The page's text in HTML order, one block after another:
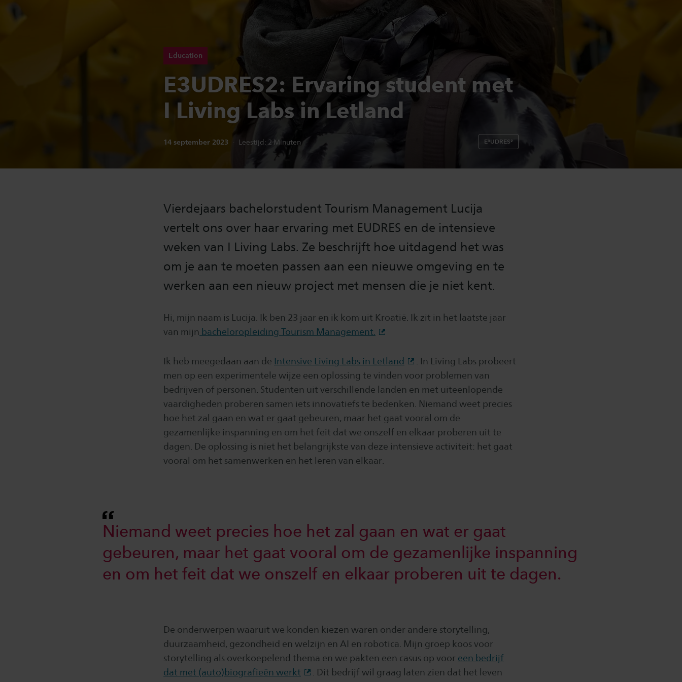
Education
E3UDRES2: Ervaring student met
I Living Labs in Letland
Publicatiedatum:
14 september 2023 Leestijd: 2 Minuten E³UDRES²
Vierdejaars bachelorstudent Tourism Management Lucija
vertelt ons over haar ervaring met EUDRES en de intensieve
weken van I Living Labs. Ze beschrijft hoe uitdagend het was
om je aan te moeten passen aan een nieuwe omgeving en te
werken aan een nieuw project met mensen die je niet kent.
Hi, mijn naam is Lucija. Ik ben 23 jaar en ik kom uit Kroatië. Ik zit in het laatste jaar
van mijn bacheloropleiding Tourism Management.
Ik heb meegedaan aan de Intensive Living Labs in Letland
. In Living Labs probeert
men op een experimentele wijze een oplossing te vinden voor problemen van
bedrijven of personen. Studenten uit verschillende landen en met uiteenlopende
vaardigheden proberen samen iets innovatiefs te bedenken. Niemand weet precies
hoe het zal gaan en wat er gaat gebeuren, maar het gaat vooral om de
gezamenlijke inspanning en om het feit dat we onszelf en elkaar proberen uit te
dagen. De oplossing is niet het belangrijkste van deze intensieve activiteit: het gaat
vooral om het samenwerken en het leren van elkaar.
Niemand weet precies hoe het zal gaan en wat er gaat
gebeuren, maar het gaat vooral om de gezamenlijke inspanning
en om het feit dat we onszelf en elkaar proberen uit te dagen.
De onderwerpen waaruit we konden kiezen waren onder andere storytelling,
duurzaamheid, gezondheid en welzijn en AI en robotica. Mijn groep koos voor
storytelling als overkoepelend thema en we pakten een casus op voor een bedrijf
dat met (auto)biografieën werkt
. Dit bedrijf wil graag laten zien dat het leven